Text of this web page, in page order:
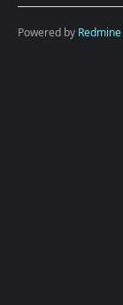
Powered by Redmine